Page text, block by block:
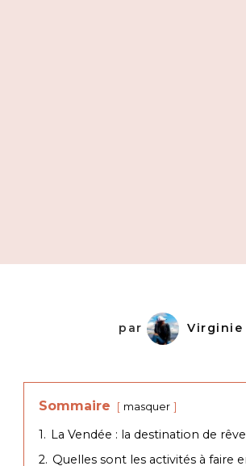
par Virginie
Sommaire masquer
1. La Vendée : la destination de rêve
2. Quelles sont les activités à faire